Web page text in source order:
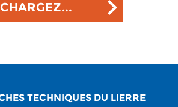
TECHNIQUES DU LIERRE